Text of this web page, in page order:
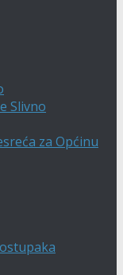
Slivno
za Općinu